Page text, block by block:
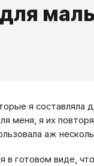
я составляла
меня, я их
аж
готовом виде,